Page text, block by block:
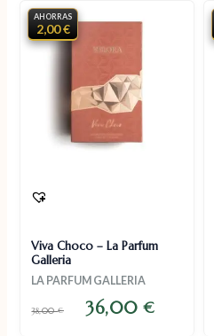
AHORRAS
2,00 €
Viva Choco – La Parfum
Galleria
LA PARFUM GALLERIA
38,00€ 36,00€